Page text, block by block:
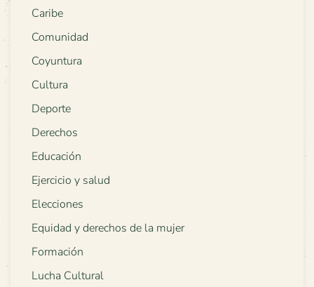
Caribe
Comunidad
Coyuntura
Cultura
Deporte
Derechos
Educación
Ejercicio y salud
Elecciones
Equidad y derechos de la mujer
Formación
Lucha Cultural